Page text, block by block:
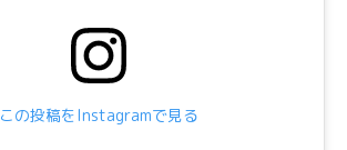
この投稿をInstagramで見る